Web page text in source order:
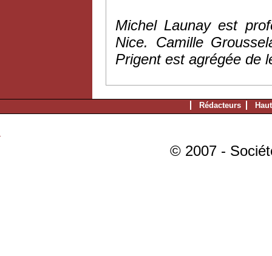
Michel Launay est
Nice. Camille
Prigent est agrégée de
Rédacteurs
© 2007 -